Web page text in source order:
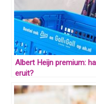
Albert Heijn premium:
eruit?